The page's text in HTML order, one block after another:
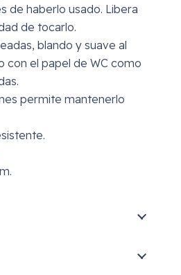
de haberlo usado. Libera
de tocarlo.
blando y suave al
con el papel de WC como
permite mantenerlo